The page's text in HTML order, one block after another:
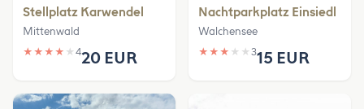
Stellplatz Karwendel
Mittenwald
★ ★ ★ ★ ★ 420 EUR
Nachtparkplatz Einsiedl
Walchensee
★ ★ ★ ★ ★ 315 EUR